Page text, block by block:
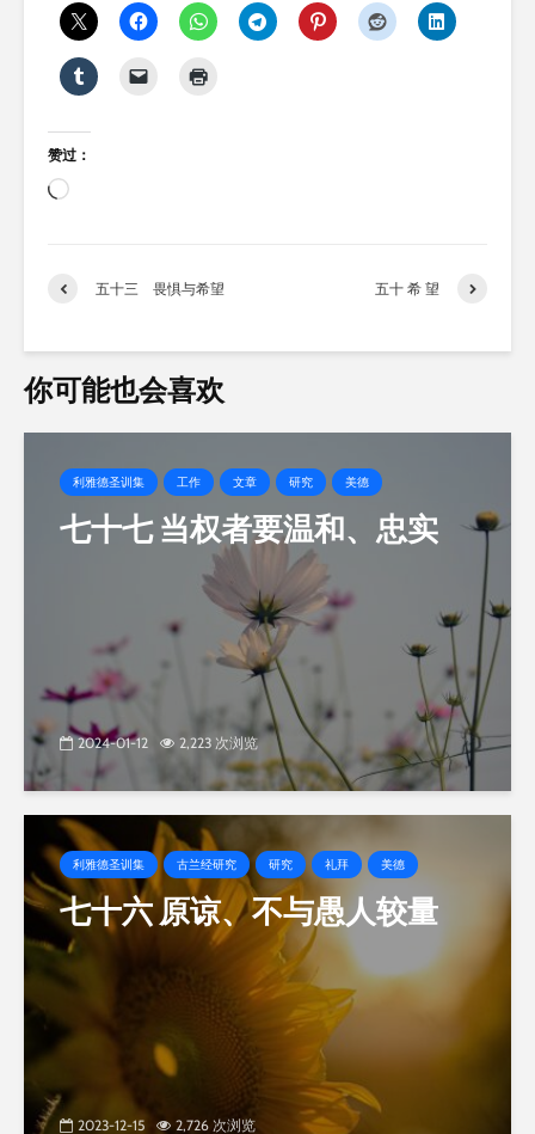
赞过：
正
载…五十三 畏惧与希望 五十 希 望
你可能也会喜欢
利雅德圣训集 工作 文章 研究 美德
七十七 当权者要温和、忠实
2024-01-12 2,223 次浏览
利雅德圣训集 古兰经研究 研究 礼拜 美德
七十六 原谅、不与愚人较量
2023-12-15 2,726 次浏览